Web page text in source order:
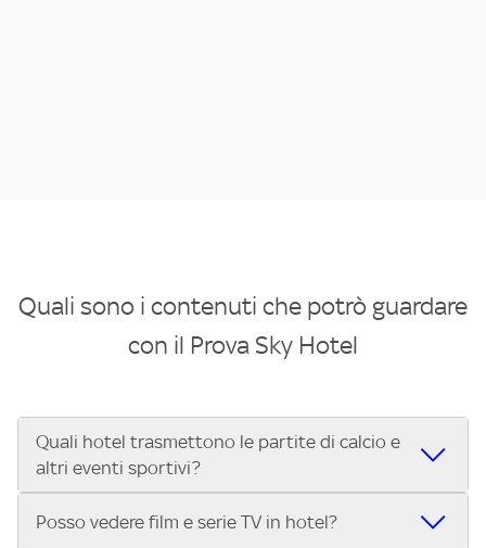
Quali sono i contenuti che potrò guardare
con il Prova Sky Hotel
Quali hotel trasmettono le partite di calcio e
altri eventi sportivi?
Se cerchi un hotel dove poter vedere le partite di Serie A,
Posso vedere film e serie TV in hotel?